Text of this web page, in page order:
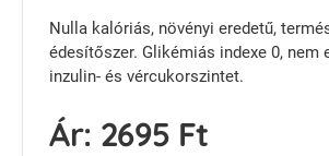
Nulla kalóriás, növényi eredetű,
édesítőszer. Glikémiás indexe 0, nem
inzulin- és vércukorszintet.
Ár: 2695 Ft